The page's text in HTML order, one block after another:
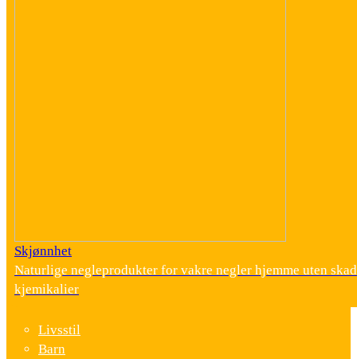
Skjønnhet
Naturlige negleprodukter for vakre negler hjemme uten
kjemikalier
Livsstil
Barn